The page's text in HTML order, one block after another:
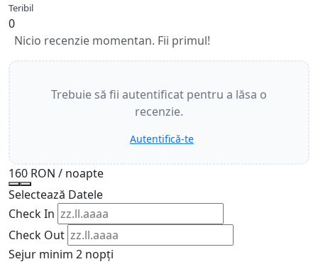
Teribil
0
Nicio recenzie momentan. Fii primul!
Trebuie să fii autentificat pentru a lăsa o
recenzie.
Autentifică-te
160 RON / noapte
Selectează Datele
Check In
Check Out
Sejur minim 2 nopți